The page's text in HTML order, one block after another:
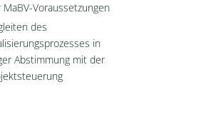
MaBV-Voraussetzungen
des
in
Abstimmung mit der